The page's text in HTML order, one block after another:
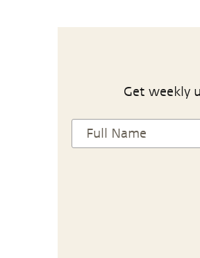
Get weekly